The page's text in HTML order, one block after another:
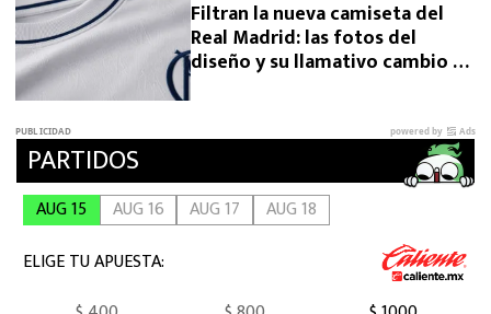
Filtran la nueva camiseta del
Real Madrid: las fotos del
diseño y su llamativo cambio de